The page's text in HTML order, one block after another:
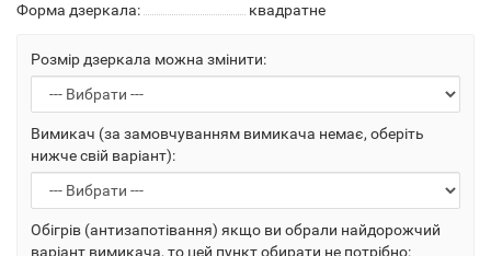
Форма дзеркала:
квадратне
Розмір дзеркала можна змінити:
Вимикач (за замовчуванням вимикача немає, оберіть
нижче свій варіант):
Обігрів (антизапотівання) якщо ви обрали найдорожчий
варіант вимикача, то цей пункт обирати не потрібно: